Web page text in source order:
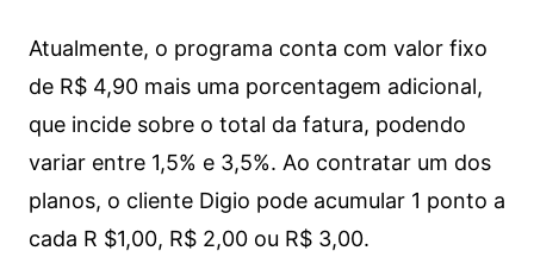
Atualmente, o programa conta com valor fixo
de R$ 4,90 mais uma porcentagem adicional,
que incide sobre o total da fatura, podendo
variar entre 1,5% e 3,5%. Ao contratar um dos
planos, o cliente Digio pode acumular 1 ponto a
cada R $1,00, R$ 2,00 ou R$ 3,00.